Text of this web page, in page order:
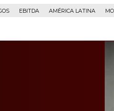
EBITDA AMÉRICA LATINA